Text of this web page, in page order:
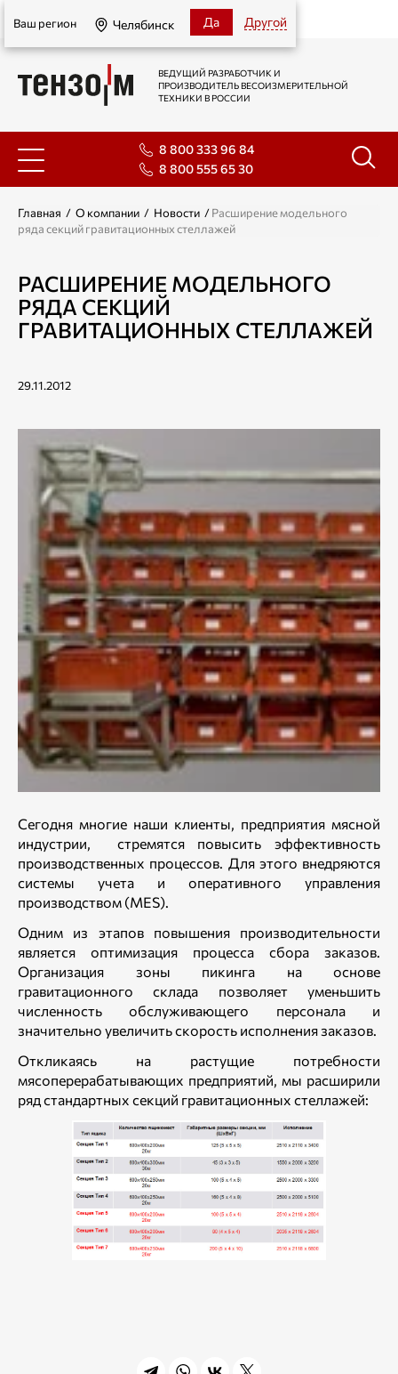
Челябинск
Ваш регион Челябинск Да Другой
ВЕДУЩИЙ РАЗРАБОТЧИК И
ПРОИЗВОДИТЕЛЬ ВЕСОИЗМЕРИТЕЛЬНОЙ
ТЕХНИКИ В РОССИИ
8 800 333 96 84
8 800 555 65 30
Главная / О компании / Новости /Расширение модельного
ряда секций гравитационных стеллажей
РАСШИРЕНИЕ МОДЕЛЬНОГО
РЯДА СЕКЦИЙ
ГРАВИТАЦИОННЫХ СТЕЛЛАЖЕЙ
29.11.2012
Сегодня многие наши клиенты, предприятия мясной
индустрии, стремятся повысить эффективность
производственных процессов. Для этого внедряются
системы учета и оперативного управления
производством (MES).
Одним из этапов повышения производительности
является оптимизация процесса сбора заказов.
Организация зоны пикинга на основе
гравитационного склада позволяет уменьшить
численность обслуживающего персонала и
значительно увеличить скорость исполнения заказов.
Откликаясь на растущие потребности
мясоперерабатывающих предприятий, мы расширили
ряд стандартных секций гравитационных стеллажей: